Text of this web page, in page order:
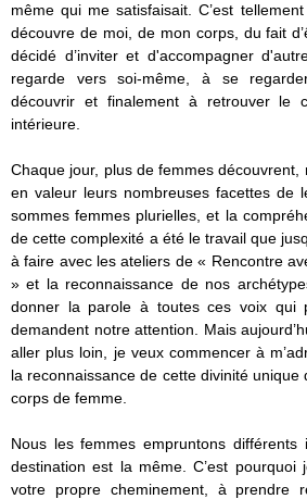
même qui me satisfaisait. C’est
découvre de moi, de mon corps, du fait
décidé d’inviter et d'accompagner
regarde vers soi-même, à se
découvrir et finalement à retrouver le
intérieure.
Chaque jour, plus de femmes découvrent,
en valeur leurs nombreuses facettes de
sommes femmes plurielles, et la
de cette complexité a été le travail que
à faire avec les ateliers de « Rencontre
» et la reconnaissance de nos
donner la parole à toutes ces voix qui
demandent notre attention. Mais
aller plus loin, je veux commencer à
la reconnaissance de cette divinité unique
corps de femme.
Nous les femmes empruntons différents
destination est la même. C’est
votre propre cheminement, à prendre